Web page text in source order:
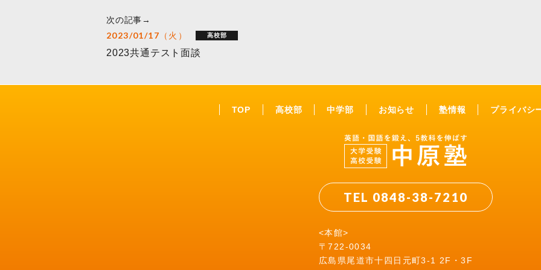
次の記事→
2023/01/17（火） 高校部
2023共通テスト面談
TOP 高校部 中学部 お知らせ 塾情報 プライバシ
TEL 0848-38-7210
<本館>
〒722-0034
広島県尾道市十四日元町3-1 2F・3F